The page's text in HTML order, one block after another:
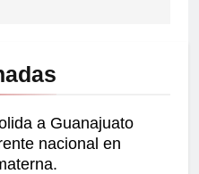
a Guanajuato
nacional en